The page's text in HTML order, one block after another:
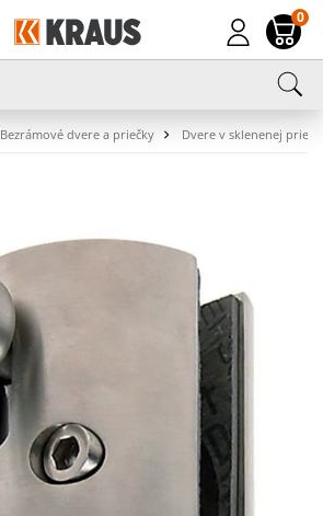
0
Bezrámové dvere a priečky Dvere v sklenenej